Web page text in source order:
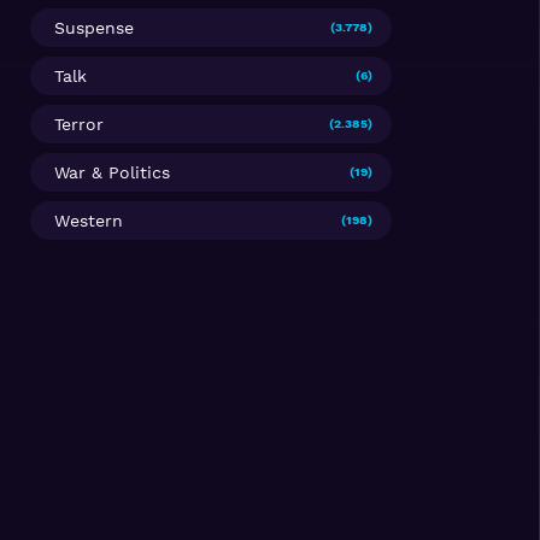
Suspense (3.778)
Talk (6)
Terror (2.385)
War & Politics (19)
Western (198)